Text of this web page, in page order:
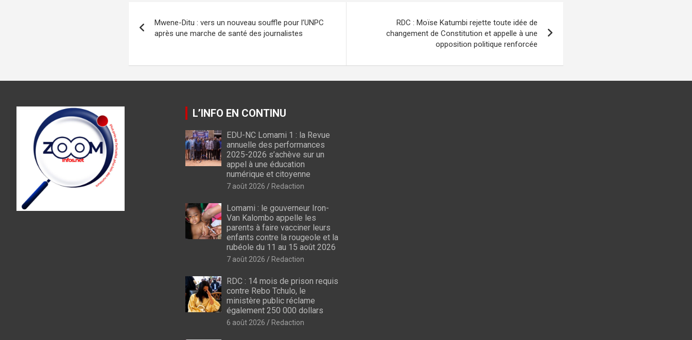
o
o
A
p
g
er
a
m
er
de
Mwene-Ditu : vers un nouveau souffle pour l’UNPC
après une marche de santé des journalistes
RDC : Moïse Katumbi rejette toute idée de
changement de Constitution et appelle à une
opposition politique renforcée
L’INFO EN CONTINU
EDU-NC Lomami 1 : la Revue
annuelle des performances
2025-2026 s’achève sur un
appel à une éducation
numérique et citoyenne
7 août 2026 Redaction
Lomami : le gouverneur Iron-
Van Kalombo appelle les
parents à faire vacciner leurs
enfants contre la rougeole et la
rubéole du 11 au 15 août 2026
7 août 2026 Redaction
RDC : 14 mois de prison requis
contre Rebo Tchulo, le
ministère public réclame
également 250 000 dollars
6 août 2026 Redaction